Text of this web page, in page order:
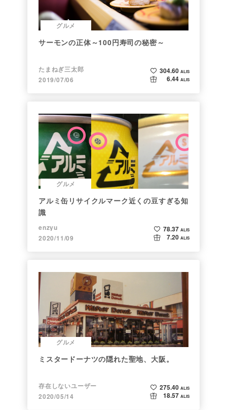
グルメ
サーモンの正体～100円寿司の秘密～
たまねぎ三太郎
2019/07/06
304.60 ALIS
6.44 ALIS
グルメ
アルミ缶リサイクルマーク近くの豆すぎる知
識
enzyu
2020/11/09
78.37 ALIS
7.20 ALIS
グルメ
ミスタードーナツの隠れた聖地、大阪。
存在しないユーザー
2020/05/14
275.40 ALIS
18.57 ALIS